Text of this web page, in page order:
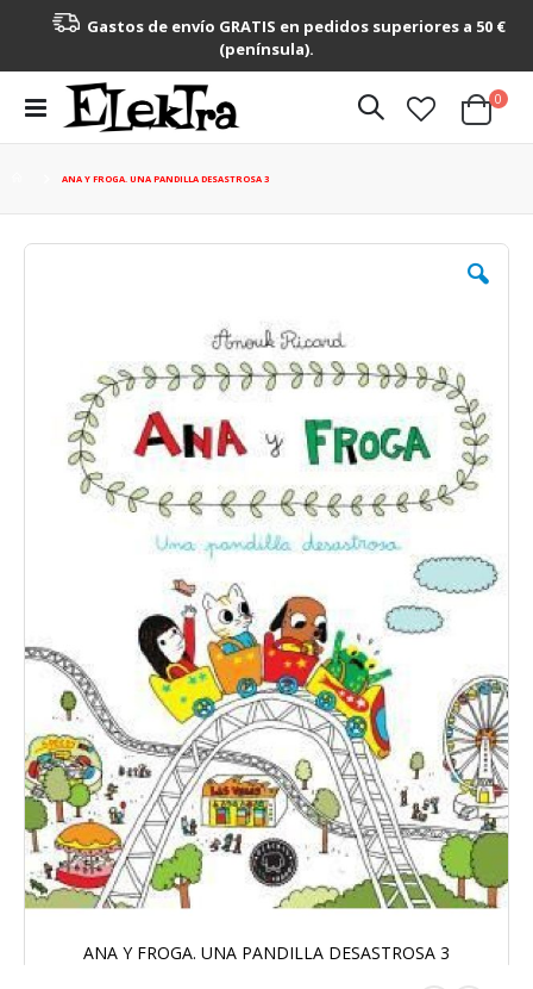
Gastos de envío GRATIS en pedidos superiores a 50 €
(península).
Toggle
Nav
Cart
0
ANA Y FROGA. UNA PANDILLA DESASTROSA 3
Saltar
imágenes
ANA Y FROGA. UNA PANDILLA DESASTROSA 3